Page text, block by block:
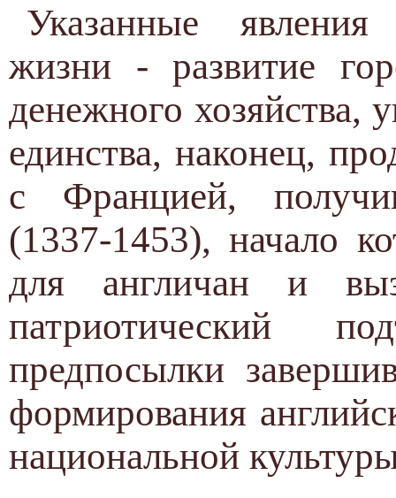
Указанные явления
жизни - развитие
денежного хозяйства,
единства, наконец,
с Францией,
(1337-1453), начало
для англичан и
патриотический
предпосылки
формирования
национальной